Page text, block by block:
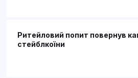
Ритейловий попит повернув
стейблкоїни